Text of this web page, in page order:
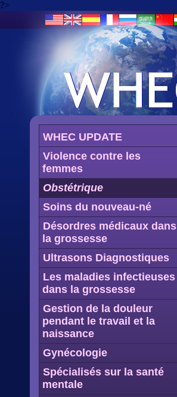
?>
WHEC UPDATE
Violence contre les
femmes
Obstétrique
Soins du nouveau-né
Désordres médicaux dans
la grossesse
Ultrasons Diagnostiques
Les maladies infectieuses
dans la grossesse
Gestion de la douleur
pendant le travail et la
naissance
Gynécologie
Spécialisés sur la santé
mentale